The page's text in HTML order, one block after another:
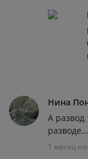
Нина
А развод
разводе…
1 месяц